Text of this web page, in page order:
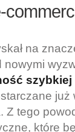
na
już
Z tego
które